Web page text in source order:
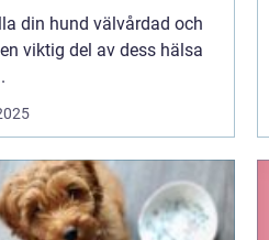
din hund välvårdad och
viktig del av dess hälsa